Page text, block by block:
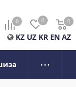
0 0 0
0
KZ UZ KR EN AZ